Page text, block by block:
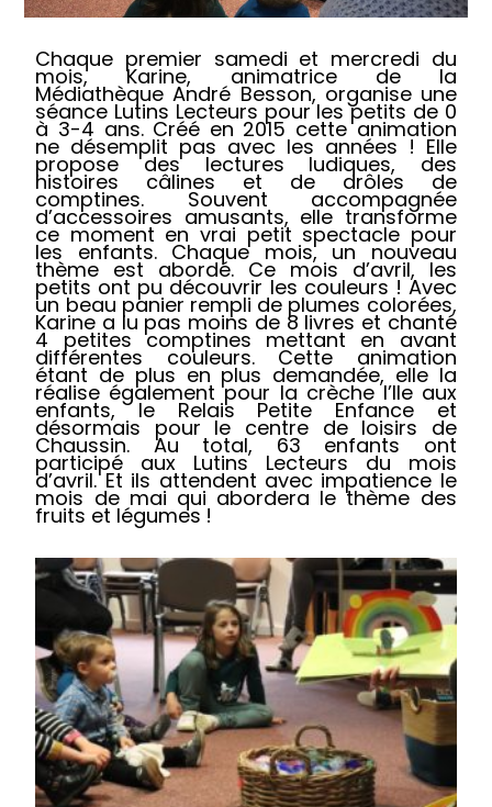
Chaque premier samedi et mercredi du
mois, Karine, animatrice de la
Médiathèque André Besson, organise une
séance Lutins Lecteurs pour les petits de 0
à 3-4 ans. Créé en 2015 cette animation
ne désemplit pas avec les années ! Elle
propose des lectures ludiques, des
histoires câlines et de drôles de
comptines. Souvent accompagnée
d’accessoires amusants, elle transforme
ce moment en vrai petit spectacle pour
les enfants. Chaque mois, un nouveau
thème est abordé. Ce mois d’avril, les
petits ont pu découvrir les couleurs ! Avec
un beau panier rempli de plumes colorées,
Karine a lu pas moins de 8 livres et chanté
4 petites comptines mettant en avant
différentes couleurs. Cette animation
étant de plus en plus demandée, elle la
réalise également pour la crèche l’Ile aux
enfants, le Relais Petite Enfance et
désormais pour le centre de loisirs de
Chaussin. Au total, 63 enfants ont
participé aux Lutins Lecteurs du mois
d’avril. Et ils attendent avec impatience le
mois de mai qui abordera le thème des
fruits et légumes !